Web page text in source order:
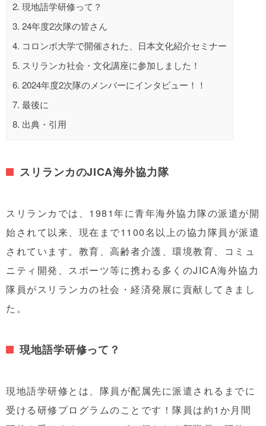
2. 現地語学研修って？
3. 24年度2次隊の皆さん
4. コロンボ大学で開催された、日本文化紹介セミナー
5. スリランカ社会・文化講座に参加しました！
6. 2024年度2次隊のメンバーにインタビュー！！
7. 最後に
8. 出典・引用
スリランカのJICA海外協力隊
スリランカでは、1981年に青年海外協力隊の派遣が開
始されて以来、現在まで1100名以上の協力隊員が派遣
されています。教育、高齢者介護、環境教育、コミュ
ニティ開発、スポーツ等に携わる多くのJICA海外協力
隊員がスリランカの社会・経済発展に貢献してきまし
た。
現地語学研修って？
現地語学研修とは、隊員が配属先に派遣されるまでに
受ける研修プログラムのことです！隊員は約1 か月間